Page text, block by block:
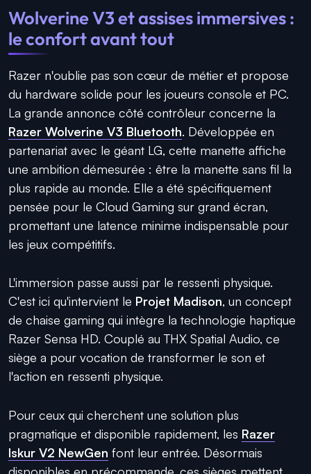
Wolverine V3 et assises immersives :
le confort avant tout
Razer n'oublie pas son cœur de métier et propose
du hardware solide pour les joueurs console et PC.
La grande annonce côté contrôleur concerne la
Razer Wolverine V3 Bluetooth. Développée en
partenariat avec le géant LG, cette manette affiche
une ambition démesurée : être la manette sans fil la
plus rapide au monde. Elle a été spécifiquement
pensée pour le Cloud Gaming sur grand écran,
promettant une latence minime indispensable pour
les jeux compétitifs.
L'immersion passe aussi par le ressenti physique.
C'est ici qu'intervient le Projet Madison, un concept
de chaise gaming qui intègre la technologie haptique
Razer Sensa HD. Couplé au THX Spatial Audio, ce
siège a pour vocation de transformer le son et
l'action en ressenti physique.
Pour ceux qui cherchent une solution plus
pragmatique et disponible rapidement, les Razer
Iskur V2 NewGen font leur entrée. Désormais